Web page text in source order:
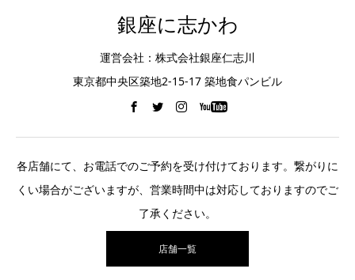
銀座に志かわ
運営会社：株式会社銀座仁志川
東京都中央区築地2-15-17 築地食パンビル
各店舗にて、お電話でのご予約を受け付けております。繋がりに
くい場合がございますが、営業時間中は対応しておりますのでご
了承ください。
店舗一覧